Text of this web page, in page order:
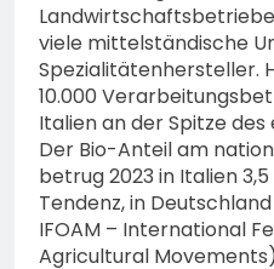
viele mittelständische
Spezialitätenhersteller.
10.000
Italien an der Spitze des
Der Bio-Anteil am
betrug 2023 in Italien
Tendenz, in
IFOAM – International
Agricultural Movements)